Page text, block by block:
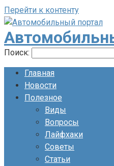
Перейти к контенту
Поиск:
Главная
Новости
Полезное
Виды
Вопросы
Лайфхаки
Советы
Статьи